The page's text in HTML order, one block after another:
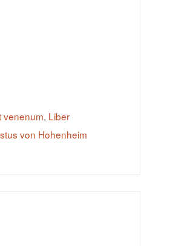
venenum, Liber
von Hohenheim